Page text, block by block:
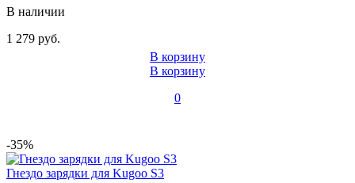
В наличии
1 279 руб.
В корзину
В корзину
0
-35%
Гнездо зарядки для Kugoo S3